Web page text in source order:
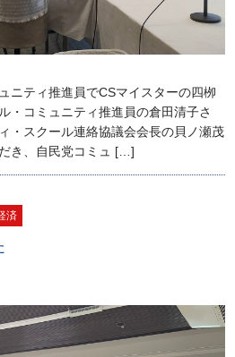
ニティ推進員でCSマイスターの四栁
・コミュニティ推進員の倉田清子さ
・スクール連絡協議会会長の貝ノ瀬茂
き、自民党コミュ […]
済